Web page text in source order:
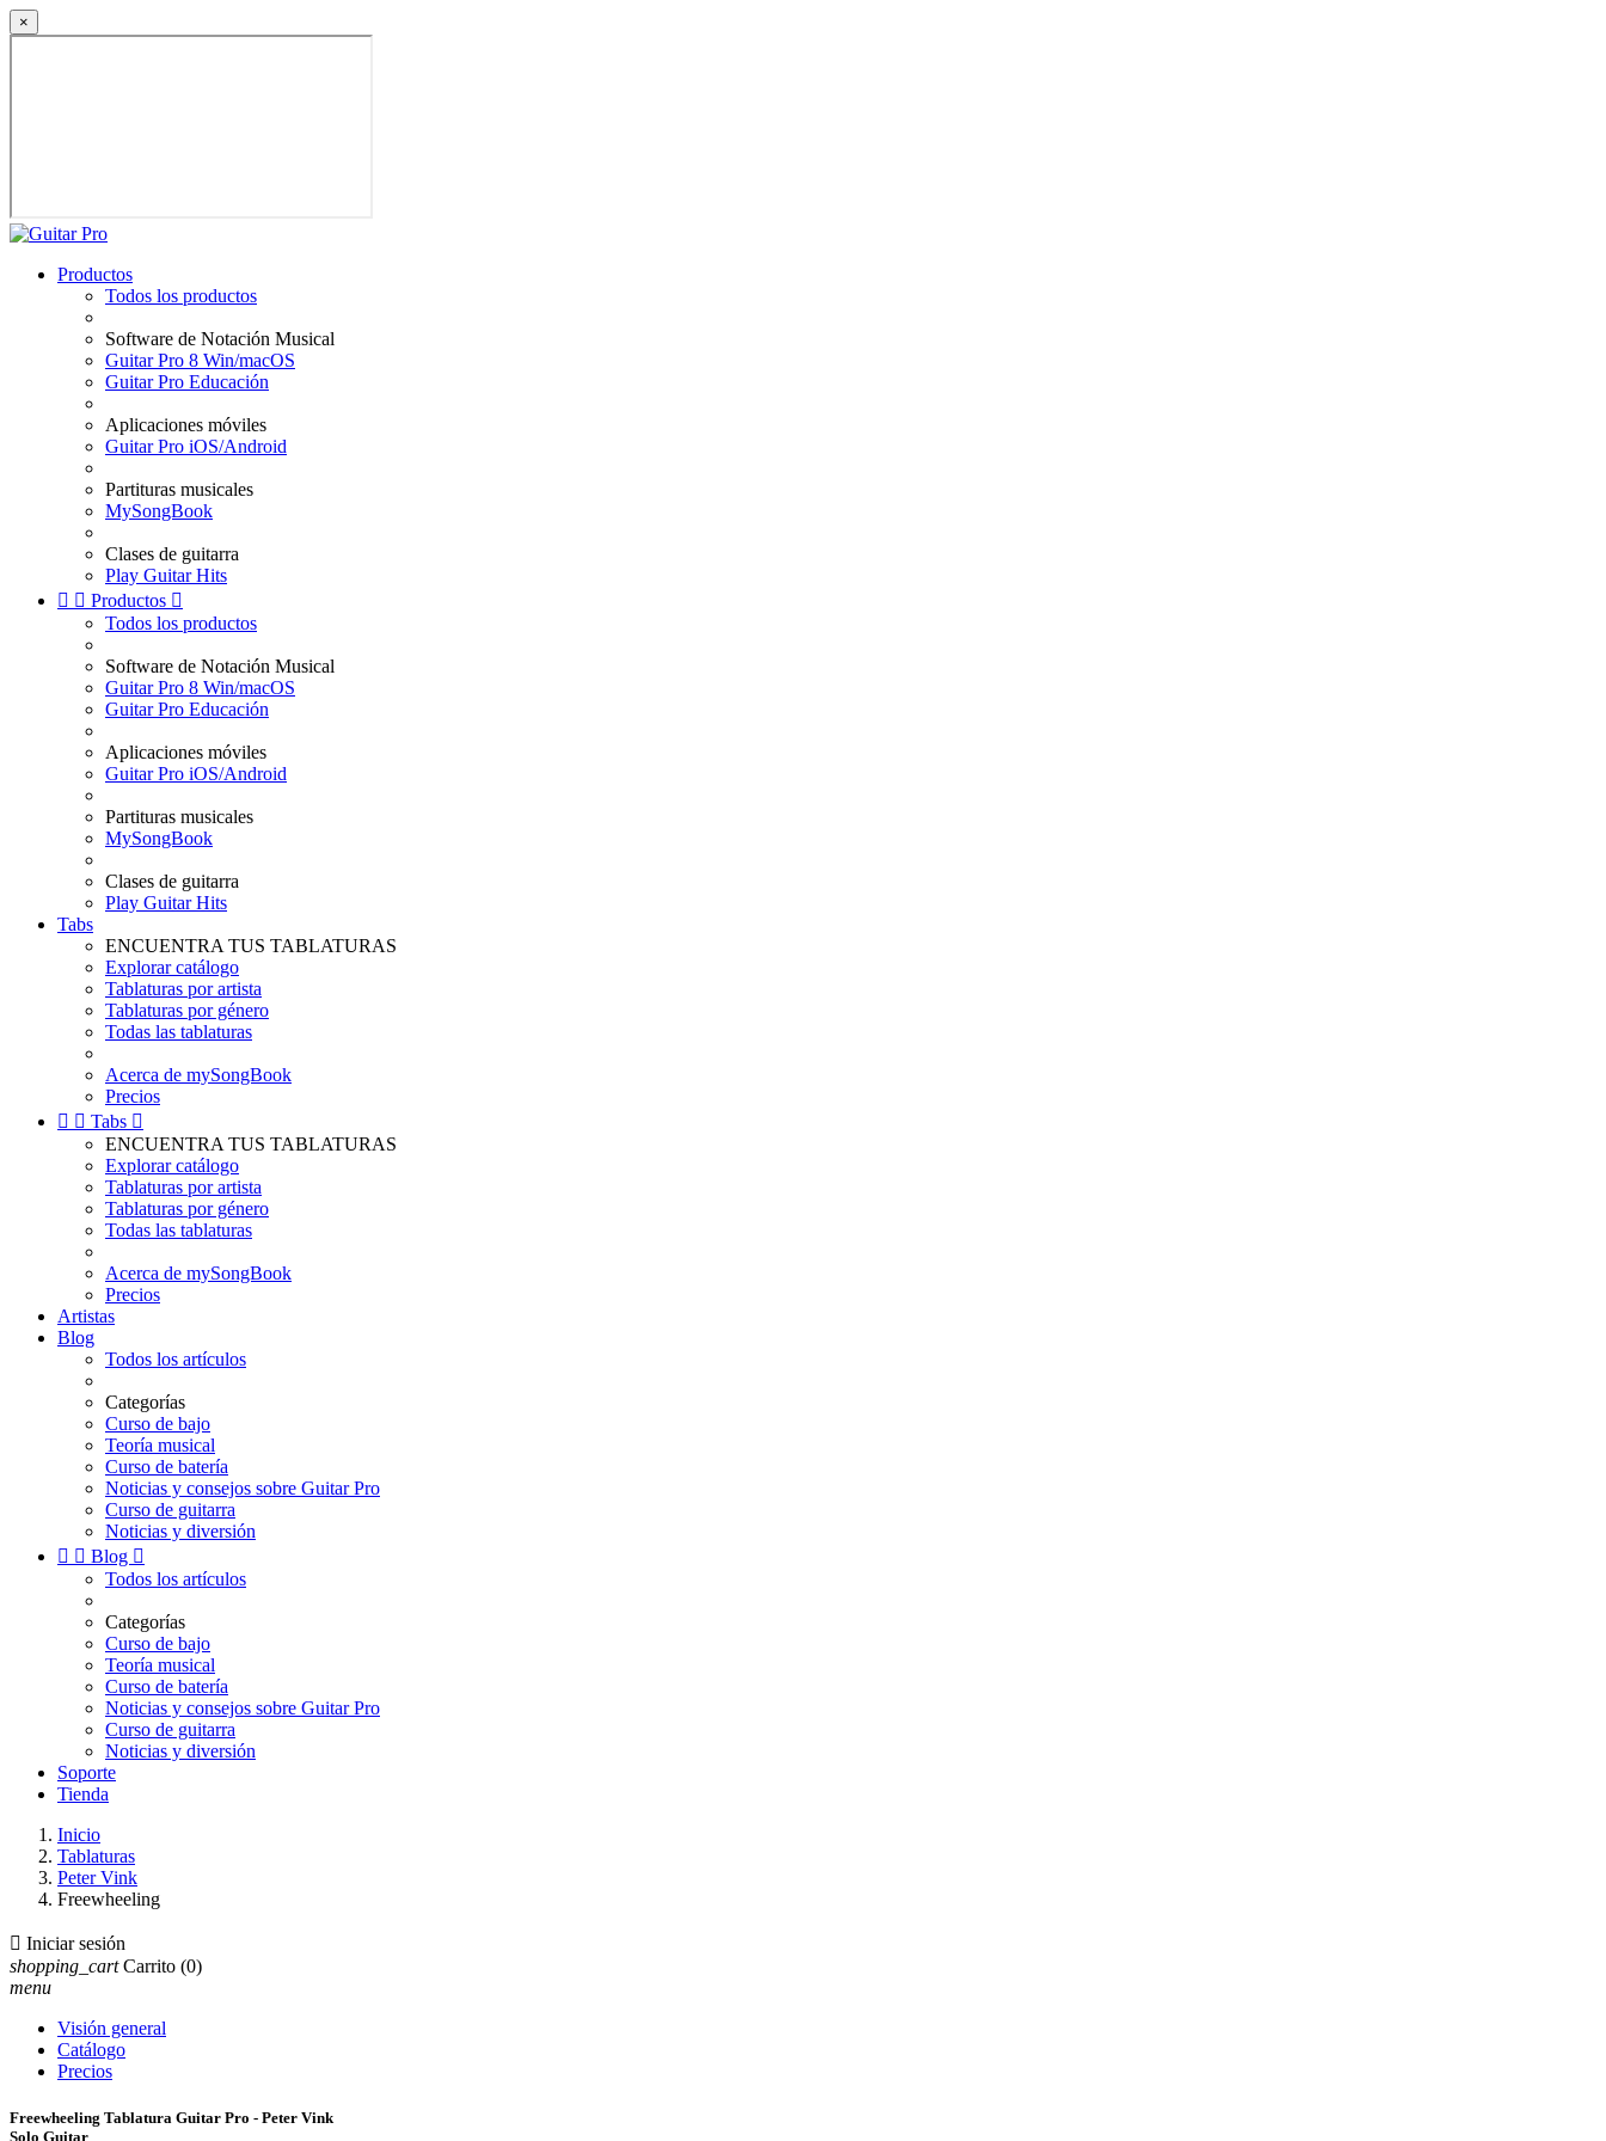
×
Productos
Todos los productos
Software de Notación Musical
Guitar Pro 8 Win/macOS
Guitar Pro Educación
Aplicaciones móviles
Guitar Pro iOS/Android
Partituras musicales
MySongBook
Clases de guitarra
Play Guitar Hits
  Productos 
Todos los productos
Software de Notación Musical
Guitar Pro 8 Win/macOS
Guitar Pro Educación
Aplicaciones móviles
Guitar Pro iOS/Android
Partituras musicales
MySongBook
Clases de guitarra
Play Guitar Hits
Tabs
ENCUENTRA TUS TABLATURAS
Explorar catálogo
Tablaturas por artista
Tablaturas por género
Todas las tablaturas
Acerca de mySongBook
Precios
  Tabs 
ENCUENTRA TUS TABLATURAS
Explorar catálogo
Tablaturas por artista
Tablaturas por género
Todas las tablaturas
Acerca de mySongBook
Precios
Artistas
Blog
Todos los artículos
Categorías
Curso de bajo
Teoría musical
Curso de batería
Noticias y consejos sobre Guitar Pro
Curso de guitarra
Noticias y diversión
  Blog 
Todos los artículos
Categorías
Curso de bajo
Teoría musical
Curso de batería
Noticias y consejos sobre Guitar Pro
Curso de guitarra
Noticias y diversión
Soporte
Tienda
Inicio
Tablaturas
Peter Vink
Freewheeling
 Iniciar sesión
shopping_cart Carrito (0)
menu
Visión general
Catálogo
Precios
Freewheeling Tablatura Guitar Pro - Peter Vink
Solo Guitar